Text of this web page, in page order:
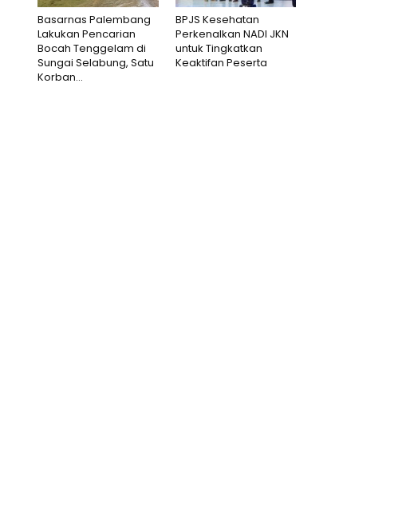
Basarnas Palembang
Lakukan Pencarian
Bocah Tenggelam di
Sungai Selabung, Satu
Korban...
BPJS Kesehatan
Perkenalkan NADI JKN
untuk Tingkatkan
Keaktifan Peserta